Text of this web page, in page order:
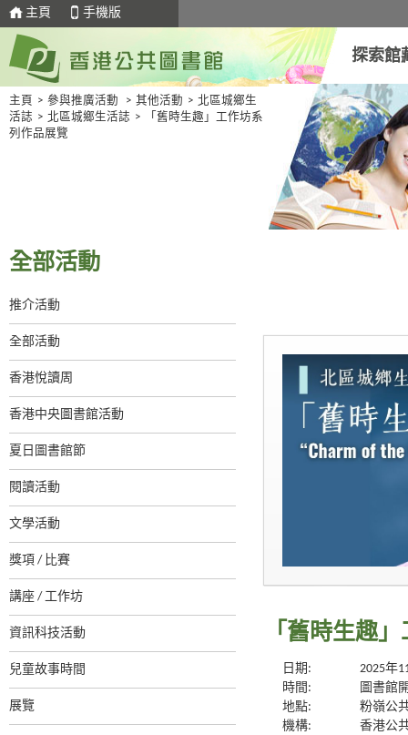
主頁 手機版
探索館
主頁 > 參與推廣活動 > 其他活動 > 北區城鄉生
活誌 > 北區城鄉生活誌 >
「舊時生趣」工作坊系
列作品展覽
全部活動
推介活動
全部活動
香港悅讀周
香港中央圖書館活動
夏日圖書館節
閱讀活動
文學活動
獎項 / 比賽
講座 / 工作坊
資訊科技活動
兒童故事時間
展覽
「舊時生趣
日期:
2025年
時間:
圖書館
地點:
粉嶺公
機構:
香港公